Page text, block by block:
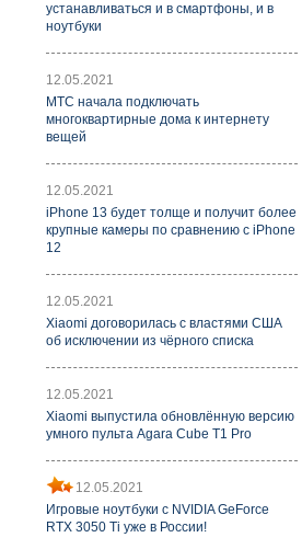
устанавливаться и в смартфоны, и в
ноутбуки
12.05.2021
МТС начала подключать
многоквартирные дома к интернету
вещей
12.05.2021
iPhone 13 будет толще и получит более
крупные камеры по сравнению с iPhone
12
12.05.2021
Xiaomi договорилась с властями США
об исключении из чёрного списка
12.05.2021
Xiaomi выпустила обновлённую версию
умного пульта Agara Cube T1 Pro
12.05.2021
Игровые ноутбуки с NVIDIA GeForce
RTX 3050 Ti уже в России!